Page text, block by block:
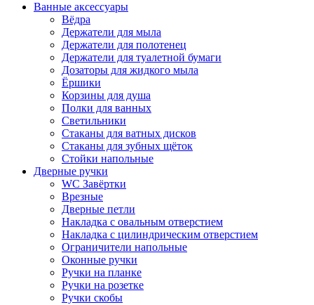
Ванные аксессуары
Вёдра
Держатели для мыла
Держатели для полотенец
Держатели для туалетной бумаги
Дозаторы для жидкого мыла
Ёршики
Корзины для душа
Полки для ванных
Светильники
Стаканы для ватных дисков
Стаканы для зубных щёток
Стойки напольные
Дверные ручки
WC Завёртки
Врезные
Дверные петли
Накладка с овальным отверстием
Накладка с цилиндрическим отверстием
Ограничители напольные
Оконные ручки
Ручки на планке
Ручки на розетке
Ручки скобы